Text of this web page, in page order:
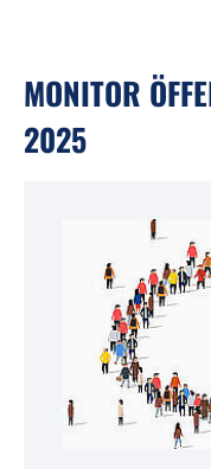
MONITOR
2025